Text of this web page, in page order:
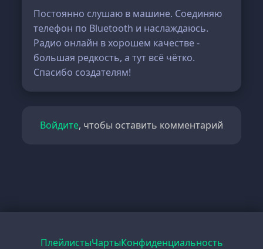
Постоянно слушаю в машине. Соединяю
телефон по Bluetooth и наслаждаюсь.
Радио онлайн в хорошем качестве -
большая редкость, а тут всё чётко.
Спасибо создателям!
Войдите, чтобы оставить комментарий
ПлейлистыЧартыКонфиденциальность